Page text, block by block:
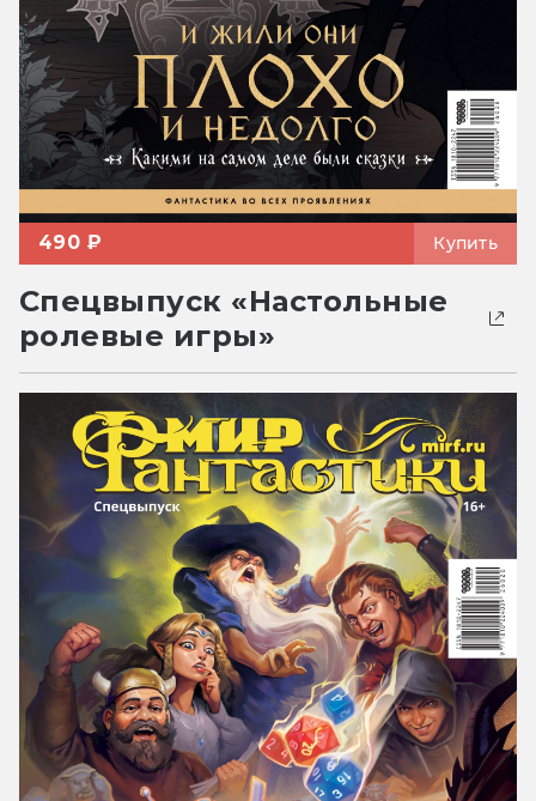
490 ₽ Купить
Спецвыпуск «Настольные
ролевые игры»